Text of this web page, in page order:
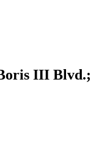
III Blvd.;